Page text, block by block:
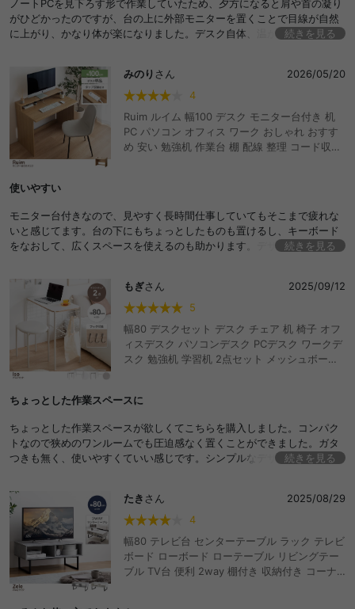
ノートPCを見下ろす形で作業していたため、夕方になると肩や首の凝り
がひどかったのですが、台の上に外部モニターを置くことで目線が自然
に上がり、かなり体が楽になりました。デスク自体、温かみのある明る
続きを見る
みのり さん
2026/05/20
4
Ruim ルイム 幅100 デスク モニター台付き 机
PC パソコン オフィス ワーク おしゃれ おすす
め 安い 勉強机 作業台 棚 配線 整理 コード収納
使いやすい
モニター台付きなので、見やすく長時間仕事していてもそこまで疲れな
いと感じてます。台の下にもちょっとしたものも置けるし、キーボード
をなおして、広くスペースを使えるのも助かります。デザインもシンプ
続きを見る
もぎさん
2025/09/12
5
幅80 デスクセット デスク チェア 机 椅子 オフ
ィスデスク パソコンデスク PCデスク ワークデ
スク 勉強机 学習机 2点セット メッシュボード
ア 子供家具 キッズ家具 推し活 小さい 小さめ
書斎
ちょっとした作業スペースに
ちょっとした作業スペースが欲しくてこちらを購入しました。コンパク
トなので狭めのワンルームでも圧迫感なく置くことができました。ガタ
つきも無く、使いやすくていい感じです。シンプルなデザインなので部
続きを見る
たき さん
2025/08/29
4
幅80 テレビ台 センターテーブル ラック テレビ
ボード ローボード ローテーブル リビングテー
ブル TV台 便利 2way 棚付き 収納付き コーナ